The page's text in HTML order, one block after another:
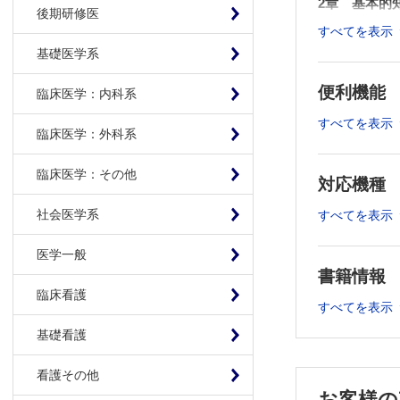
後期研修医
基礎医学系
臨床医学：内科系
臨床医学：外科系
臨床医学：その他
社会医学系
医学一般
臨床看護
基礎看護
看護その他
2章 基本的
原発巣探索
病理組織学
細胞診
遺伝子診断
4章 原発不
肺・胸腔
皮膚
消化管
すべてを表示
便利機能
すべてを表示
対応機種
すべてを表示
書籍情報
すべてを表示